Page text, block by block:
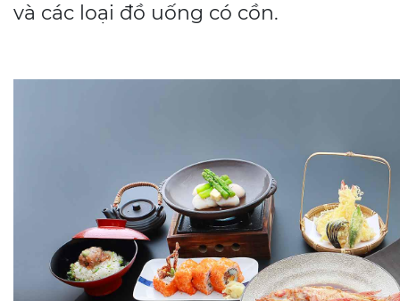
và các loại đồ uống có cồn.